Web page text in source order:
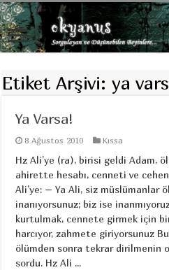
Etiket Arşivi:ya
Ya Varsa!
8 Ağustos 2010 Kıssa
Hz Ali’ye (ra), birisi geldi Adam,
ahirette hesabı, cenneti ve
Ali’ye: – Ya Ali, siz müslümanlar
inanıyorsunuz; biz ise
kurtulmak, cennete girmek için
harcıyor, zahmete giriyorsunuz
ölümden sonra tekrar dirilmenin
sordu. Hz Ali ...